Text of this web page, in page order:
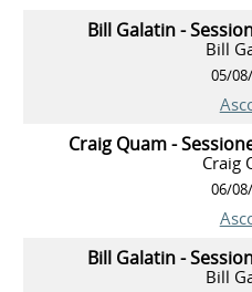
Bill Galatin -
Bill
05/
Craig Quam -
Craig
06/
Bill Galatin -
Bill